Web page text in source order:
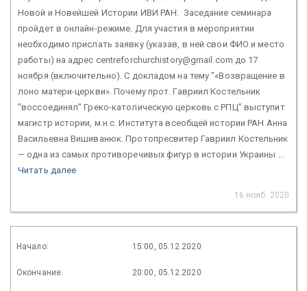
Новой и Новейшей Истории ИВИ РАН. Заседание семинара
пройдет в онлайн-режиме. Для участия в мероприятии
необходимо прислать заявку (указав, в ней свои ФИО и место
работы) на адрес centreforchurchistory@gmail.com до 17
ноября (включительно). С докладом на тему "«Возвращение в
лоно матери-церкви». Почему прот. Гавриил Костельник
"воссоединял" Греко-католическую церковь с РПЦ" выступит
магистр истории, м.н.с. Института всеобщей истории РАН Анна
Васильевна Вишиванюк. Протопресвитер Гавриил Костельник
— одна из самых противоречивых фигур в истории Украины ...
Читать далее
16 нояб. 2020
Начало: 15:00, 05.12.2020
Окончание: 20:00, 05.12.2020